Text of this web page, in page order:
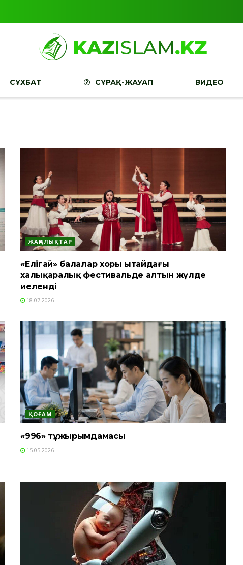
СҰХБАТ СҰРАҚ-ЖАУАП ВИДЕО
ЖАҢАЛЫҚТАР
«Елігай» балалар хоры Қытайдағы
халықаралық фестивальде алтын жүлде
иеленді
18.07.2026
ҚОҒАМ
«996» тұжырымдамасы
15.05.2026